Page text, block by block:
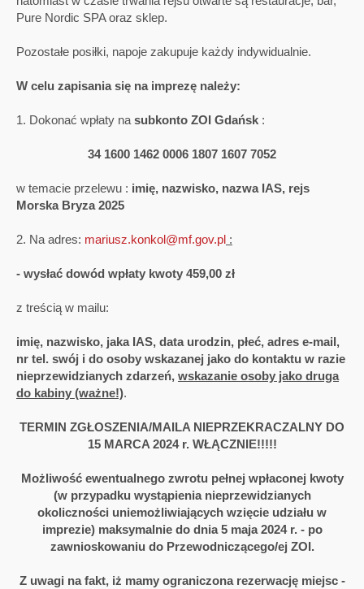
Pure Nordic SPA oraz sklep.
Pozostałe posiłki, napoje zakupuje każdy indywidualnie.
W celu zapisania się na imprezę należy:
1. Dokonać wpłaty na subkonto ZOI Gdańsk :
34 1600 1462 0006 1807 1607 7052
w temacie przelewu : imię, nazwisko, nazwa IAS, rejs
Morska Bryza 2025
2. Na adres: mariusz.konkol@mf.gov.pl :
- wysłać dowód wpłaty kwoty 459,00 zł
z treścią w mailu:
imię, nazwisko, jaka IAS, data urodzin, płeć, adres e-mail,
nr tel. swój i do osoby wskazanej jako do kontaktu w razie
nieprzewidzianych zdarzeń, wskazanie osoby jako druga
do kabiny (ważne!).
TERMIN ZGŁOSZENIA/MAILA NIEPRZEKRACZALNY DO
15 MARCA 2024 r. WŁĄCZNIE!!!!!
Możliwość ewentualnego zwrotu pełnej wpłaconej kwoty
(w przypadku wystąpienia nieprzewidzianych
okoliczności uniemożliwiających wzięcie udziału w
imprezie) maksymalnie do dnia 5 maja 2024 r. - po
zawnioskowaniu do Przewodniczącego/ej ZOI.
Z uwagi na fakt, iż mamy ograniczona rezerwację miejsc -